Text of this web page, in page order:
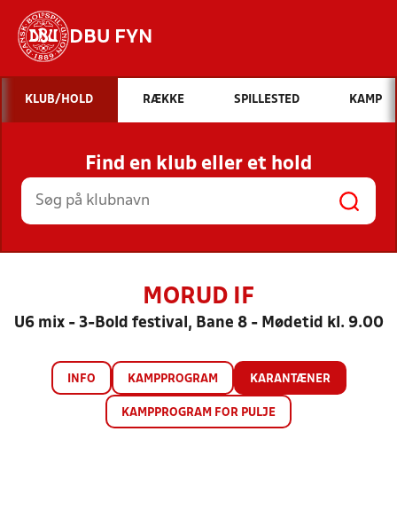
DBU FYN
Hvad vil du søge efter?
INDHOLD OG NYHEDER
STILLINGER, RESULTATER, KLUBBER OG
HOLD
KLUB/HOLD RÆKKE SPILLESTED KAMP
Find en klub eller et hold
MORUD IF
U6 mix - 3-Bold festival, Bane 8 - Mødetid kl. 9.00
INFO KAMPPROGRAM KARANTÆNER
KAMPPROGRAM FOR PULJE